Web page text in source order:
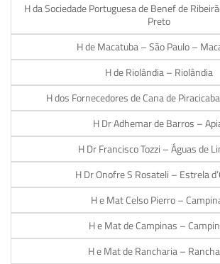
H da Sociedade Portuguesa de Benef de
Preto
H de Macatuba – São Paulo –
H de Riolândia – Riolândia
H dos Fornecedores de Cana de
H Dr Adhemar de Barros –
H Dr Francisco Tozzi – Águas de
H Dr Onofre S Rosateli – Estrela
H e Mat Celso Pierro –
H e Mat de Campinas –
H e Mat de Rancharia –